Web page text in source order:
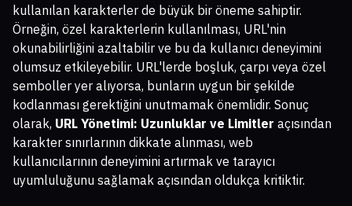
kullanılan karakterler de büyük bir öneme sahiptir.
Örneğin, özel karakterlerin kullanılması, URL'nin
okunabilirliğini azaltabilir ve bu da kullanıcı deneyimini
olumsuz etkileyebilir. URL'lerde boşluk, çarpı veya özel
semboller yer alıyorsa, bunların uygun bir şekilde
kodlanması gerektiğini unutmamak önemlidir. Sonuç
olarak, URL Yönetimi: Uzunluklar ve Limitler açısından
karakter sınırlarının dikkate alınması, web
kullanıcılarının deneyimini artırmak ve tarayıcı
uyumluluğunu sağlamak açısından oldukça kritiktir.